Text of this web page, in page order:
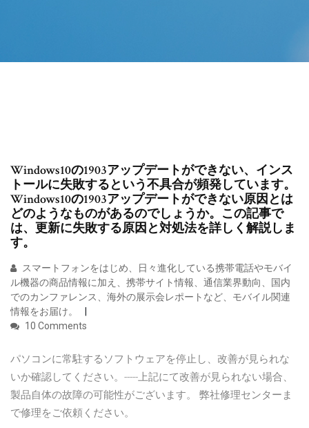
Windows10の1903アップデートができない、インス
トールに失敗するという不具合が頻発しています。
Windows10の1903アップデートができない原因とは
どのようなものがあるのでしょうか。この記事で
は、更新に失敗する原因と対処法を詳しく解説しま
す。
スマートフォンをはじめ、日々進化している携帯電話やモバイ
ル機器の商品情報に加え、携帯サイト情報、通信業界動向、国内
でのカンファレンス、海外の展示会レポートなど、モバイル関連
情報をお届け。
10 Comments
パソコンに常駐するソフトウェアを停止し、改善が見られな
いか確認してください。-----上記にて改善が見られない場合、
製品自体の故障の可能性がございます。 弊社修理センターま
で修理をご依頼ください。